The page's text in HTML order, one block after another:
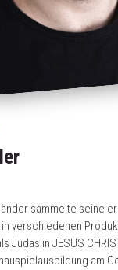
sammelte seine
verschiedenen
Judas in JESUS
am